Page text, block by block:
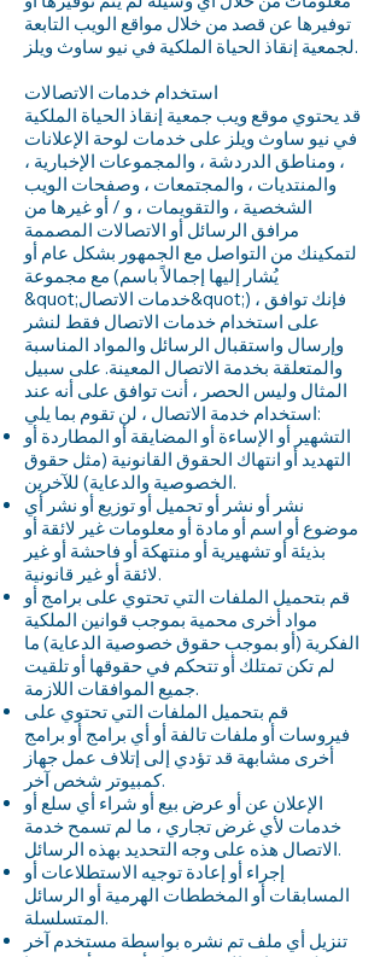
توفيرها عن قصد من خلال مواقع الويب التابعة
لجمعية إنقاذ الحياة الملكية في نيو ساوث ويلز.
استخدام خدمات الاتصالات
قد يحتوي موقع ويب جمعية إنقاذ الحياة الملكية
في نيو ساوث ويلز على خدمات لوحة الإعلانات
، ومناطق الدردشة ، والمجموعات الإخبارية ،
والمنتديات ، والمجتمعات ، وصفحات الويب
الشخصية ، والتقويمات ، و / أو غيرها من
مرافق الرسائل أو الاتصالات المصممة
لتمكينك من التواصل مع الجمهور بشكل عام أو
مع مجموعة (يُشار إليها إجمالاً باسم
&quot;خدمات الاتصال&quot;) ، فإنك توافق
على استخدام خدمات الاتصال فقط لنشر
وإرسال واستقبال الرسائل والمواد المناسبة
والمتعلقة بخدمة الاتصال المعينة. على سبيل
المثال وليس الحصر ، أنت توافق على أنه عند
استخدام خدمة الاتصال ، لن تقوم بما يلي:
التشهير أو الإساءة أو المضايقة أو المطاردة أو
التهديد أو انتهاك الحقوق القانونية (مثل حقوق
الخصوصية والدعاية) للآخرين.
نشر أو نشر أو تحميل أو توزيع أو نشر أي
موضوع أو اسم أو مادة أو معلومات غير لائقة أو
بذيئة أو تشهيرية أو منتهكة أو فاحشة أو غير
لائقة أو غير قانونية.
قم بتحميل الملفات التي تحتوي على برامج أو
مواد أخرى محمية بموجب قوانين الملكية
الفكرية (أو بموجب حقوق خصوصية الدعاية) ما
لم تكن تمتلك أو تتحكم في حقوقها أو تلقيت
جميع الموافقات اللازمة.
قم بتحميل الملفات التي تحتوي على
فيروسات أو ملفات تالفة أو أي برامج أو برامج
أخرى مشابهة قد تؤدي إلى إتلاف عمل جهاز
كمبيوتر شخص آخر.
الإعلان عن أو عرض بيع أو شراء أي سلع أو
خدمات لأي غرض تجاري ، ما لم تسمح خدمة
الاتصال هذه على وجه التحديد بهذه الرسائل.
إجراء أو إعادة توجيه الاستطلاعات أو
المسابقات أو المخططات الهرمية أو الرسائل
المتسلسلة.
تنزيل أي ملف تم نشره بواسطة مستخدم آخر